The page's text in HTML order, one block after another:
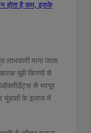
होता है कम, इसके
माना जाता
यूवी किरणों से
से भरपूर
मुंहासों के इलाज में